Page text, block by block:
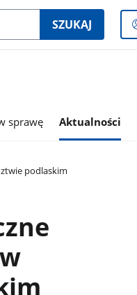
SZUKAJ
sprawę Aktualności
podlaskim